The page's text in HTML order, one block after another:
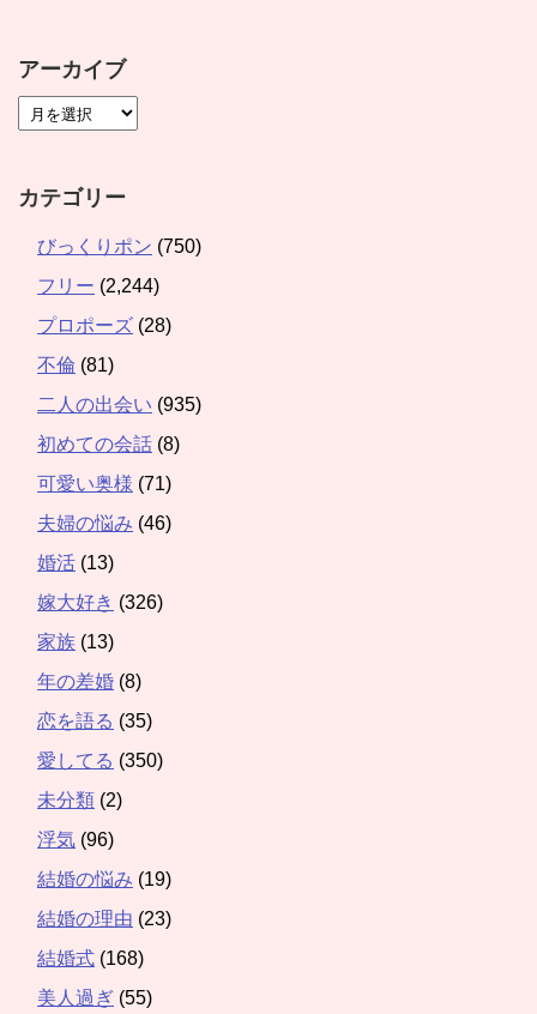
アーカイブ
カテゴリー
びっくりポン (750)
フリー (2,244)
プロポーズ (28)
不倫 (81)
二人の出会い (935)
初めての会話 (8)
可愛い奥様 (71)
夫婦の悩み (46)
婚活 (13)
嫁大好き (326)
家族 (13)
年の差婚 (8)
恋を語る (35)
愛してる (350)
未分類 (2)
浮気 (96)
結婚の悩み (19)
結婚の理由 (23)
結婚式 (168)
美人過ぎ (55)